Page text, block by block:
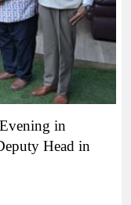
in
Head in